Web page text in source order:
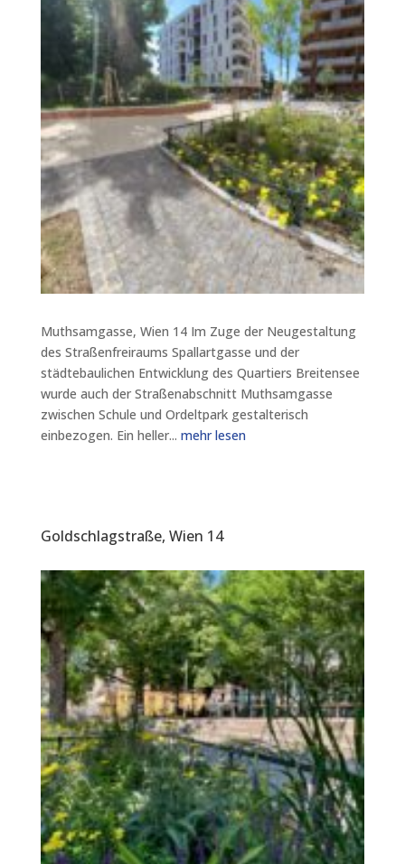
Muthsamgasse, Wien 14 Im Zuge der Neugestaltung
des Straßenfreiraums Spallartgasse und der
städtebaulichen Entwicklung des Quartiers Breitensee
wurde auch der Straßenabschnitt Muthsamgasse
zwischen Schule und Ordeltpark gestalterisch
einbezogen. Ein heller... mehr lesen
Goldschlagstraße, Wien 14